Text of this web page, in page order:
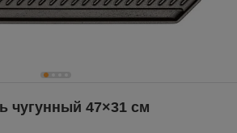
чугунный 47×31 см